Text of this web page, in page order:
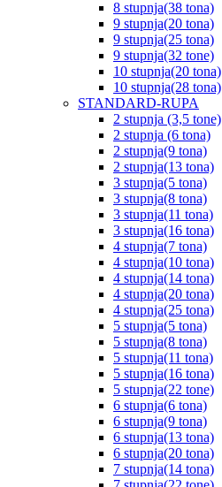
8 stupnja(38 tona)
9 stupnja(20 tona)
9 stupnja(25 tona)
9 stupnja(32 tone)
10 stupnja(20 tona)
10 stupnja(28 tona)
STANDARD-RUPA
2 stupnja (3,5 tone)
2 stupnja (6 tona)
2 stupnja(9 tona)
2 stupnja(13 tona)
3 stupnja(5 tona)
3 stupnja(8 tona)
3 stupnja(11 tona)
3 stupnja(16 tona)
4 stupnja(7 tona)
4 stupnja(10 tona)
4 stupnja(14 tona)
4 stupnja(20 tona)
4 stupnja(25 tona)
5 stupnja(5 tona)
5 stupnja(8 tona)
5 stupnja(11 tona)
5 stupnja(16 tona)
5 stupnja(22 tone)
6 stupnja(6 tona)
6 stupnja(9 tona)
6 stupnja(13 tona)
6 stupnja(20 tona)
7 stupnja(14 tona)